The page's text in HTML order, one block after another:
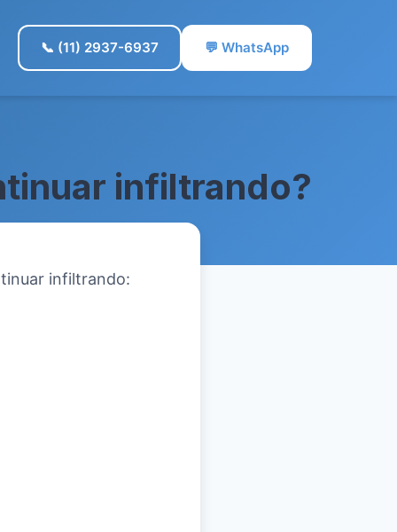
📞 (11) 2937-6937 💬 WhatsApp
infiltrando?
infiltrando: